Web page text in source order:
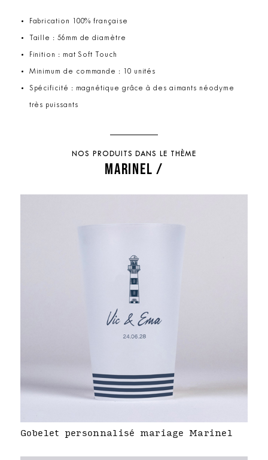
Fabrication 100% française
Taille : 56mm de diamètre
Finition : mat Soft Touch
Minimum de commande : 10 unités
Spécificité : magnétique grâce à des aimants néodyme
très puissants
NOS PRODUITS DANS LE THÈME
MARINEL /
Gobelet personnalisé mariage Marinel